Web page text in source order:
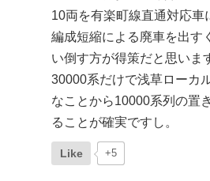
10両を有楽町線直通対応車
編成短縮による廃車を出す
い倒す方が得策だと思いま
30000系だけで浅草ローカ
なことから10000系列の置
ることが確実ですし。
Like +5